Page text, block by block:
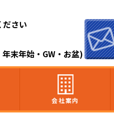
ださい
末年始・GW・お盆)
会社案内